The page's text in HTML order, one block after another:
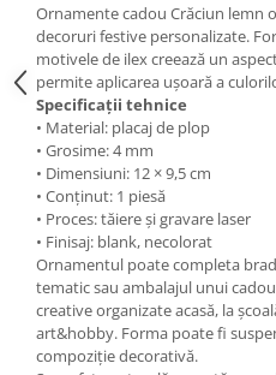
Ornamente cadou Crăciun lemn
decoruri festive personalizate.
motivele de ilex creează un
permite aplicarea ușoară a
Specificații tehnice
• Material: placaj de plop
• Grosime: 4 mm
• Dimensiuni: 12 × 9,5 cm
• Conținut: 1 piesă
• Proces: tăiere și gravare laser
• Finisaj: blank, necolorat
Ornamentul poate completa
tematic sau ambalajul unui
creative organizate acasă, la
art&hobby. Forma poate fi
compoziție decorativă.